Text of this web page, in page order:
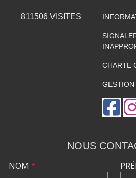
811506VISITES
CHARTE
NOUS
NOM *